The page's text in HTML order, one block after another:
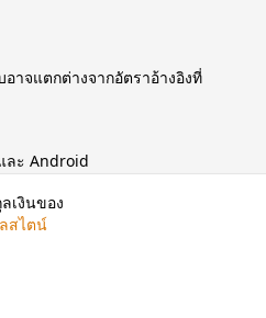
าจแตกต่างจากอัตราอ้างอิงที่
ละ Android
เงินของ
สไตน์